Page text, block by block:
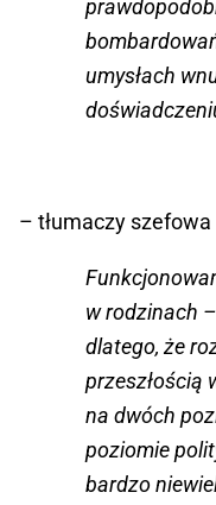
umysłach
– tłumaczy
w rodzinach
dlatego, że
przeszłością
na dwóch
poziomie
bardzo